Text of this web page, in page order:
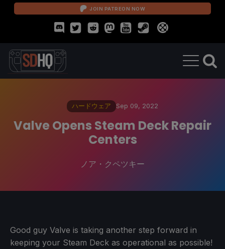
JOIN PATREON NOW
ハードウェア Sep 09, 2022
Valve Opens Steam Deck Repair
Centers
ノア・クペツキー
Good guy Valve is taking another step forward in
keeping your Steam Deck as operational as possible!